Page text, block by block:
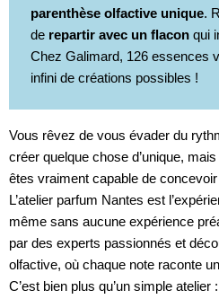
parenthèse olfactive unique.
de repartir avec un flacon qui
Chez Galimard, 126 essences
infini de créations possibles !
Vous rêvez de vous évader du
créer quelque chose d’unique,
êtes vraiment capable de
L’atelier parfum Nantes est
même sans aucune expérience
par des experts passionnés et
olfactive, où chaque note raconte
C’est bien plus qu’un simple